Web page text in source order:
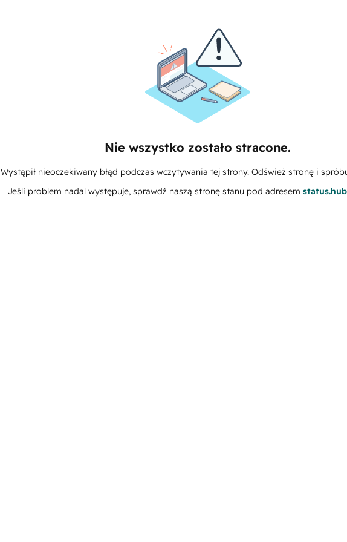
Nie wszystko zostało stracone.
Wystąpił nieoczekiwany błąd podczas wczytywania tej strony. Odśwież stronę i
Jeśli problem nadal występuje, sprawdź naszą stronę stanu pod adresem